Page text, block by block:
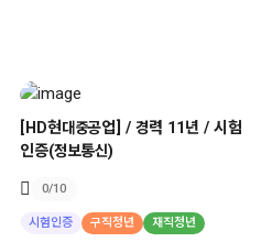
[HD현대중공업] / 경력 11년 / 시험
인증(정보통신)
0/10
시험인증 구직청년 재직청년